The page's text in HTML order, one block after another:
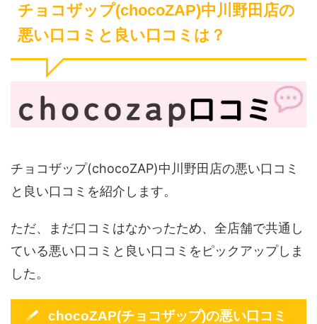
チョコザップ(chocoZAP)中川野田店の
悪い口コミと良い口コミは？
チョコザップ(chocoZAP)中川野田店の悪い口コミ
と良い口コミを紹介します。
ただ、まだ口コミはなかったため、全店舗で共通し
ている悪い口コミと良い口コミをピックアップしま
した。
chocoZAP(チョコザップ)の悪い口コミ